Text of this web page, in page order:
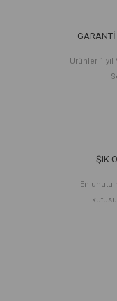
Ürünler 1 yıl
ŞIK
En